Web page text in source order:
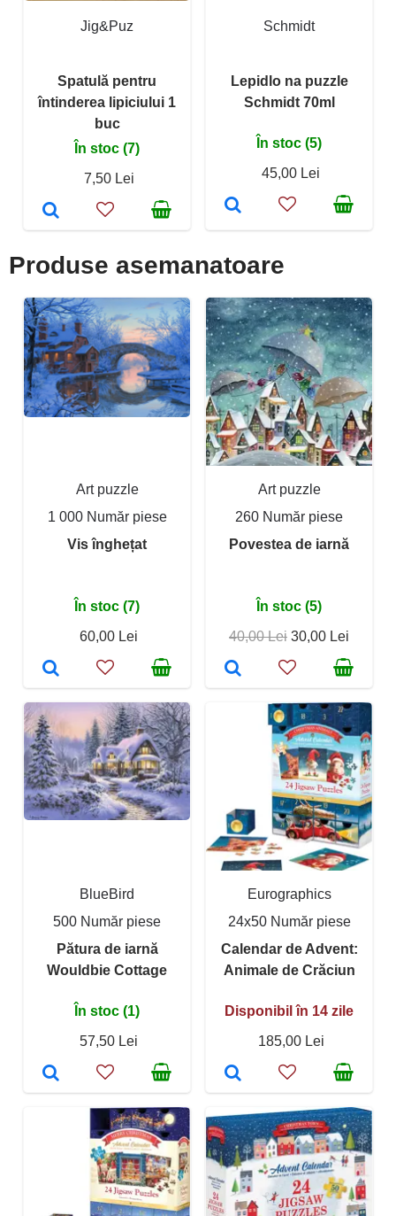
Jig&Puz
Spatulă pentru
întinderea lipiciului 1
buc
În stoc (7)
7,50 Lei
Schmidt
Lepidlo na puzzle
Schmidt 70ml
În stoc (5)
45,00 Lei
Produse asemanatoare
Art puzzle
1 000 Număr piese
Vis înghețat
În stoc (7)
60,00 Lei
Art puzzle
260 Număr piese
Povestea de iarnă
În stoc (5)
40,00 Lei 30,00 Lei
BlueBird
500 Număr piese
Pătura de iarnă
Wouldbie Cottage
În stoc (1)
57,50 Lei
Eurographics
24x50 Număr piese
Calendar de Advent:
Animale de Crăciun
Disponibil în 14 zile
185,00 Lei